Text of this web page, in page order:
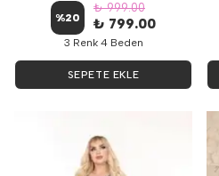
%20
₺ 999.00
₺ 799.00
3 Renk 4 Beden
SEPETE EKLE